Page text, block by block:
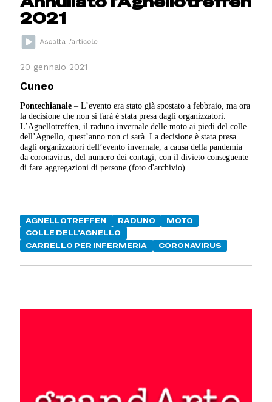
2021
20 gennaio 2021
Cuneo
Pontechianale– L’evento era stato già spostato a febbraio, ma ora
la decisione che non si farà è stata presa dagli organizzatori.
L’Agnellotreffen, il raduno invernale delle moto ai piedi del colle
dell’Agnello, quest’anno non ci sarà. La decisione è stata presa
dagli organizzatori dell’evento invernale, a causa della pandemia
da coronavirus, del numero dei contagi, con il divieto conseguente
di fare aggregazioni di persone (foto d'archivio).
AGNELLOTREFFEN RADUNO
MOTO
COLLE DELL'AGNELLO
CARRELLO PER INFERMERIA
CORONAVIRUS